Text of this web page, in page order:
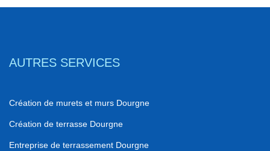
AUTRES SERVICES
Création de murets et murs Dourgne
Création de terrasse Dourgne
Entreprise de terrassement Dourgne